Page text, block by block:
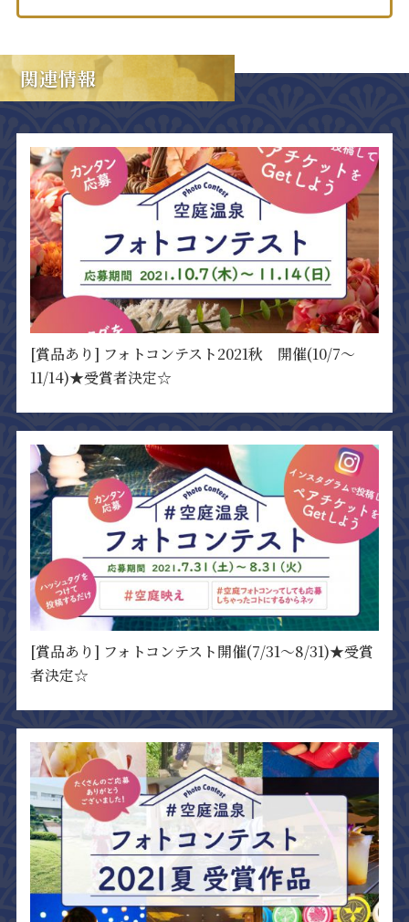
関連情報
[賞品あり] フォトコンテスト2021秋 開催(10/7～
11/14)★受賞者決定☆
[賞品あり] フォトコンテスト開催(7/31～8/31)★受賞
者決定☆